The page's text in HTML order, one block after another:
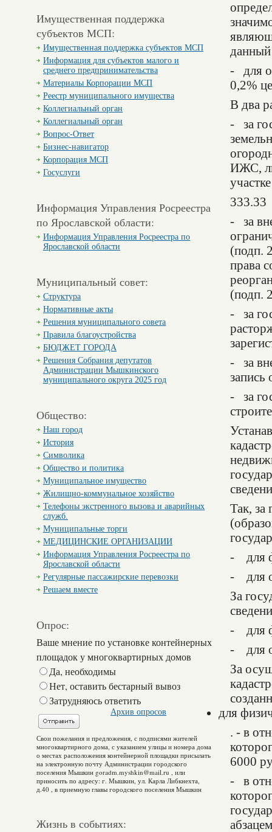
Имущественная поддержка
субъектов МСП:
Имущественная поддержка субъектов МСП
Информация для субъектов малого и
среднего предпринимательства
Материалы Корпорации МСП
Реестр муниципального имущества
Коллегиальный орган
Коллегиальный орган
Вопрос-Ответ
Бизнес-навигатор
Корпорация МСП
Госуслуги
Информация Управления Росреестра
по Ярославской области:
Информация Управления Росреестра по
Ярославской области
Муниципальный совет:
Структура
Нормативные акты
Решения муниципального совета
Правила благоустройства
БЮДЖЕТ ГОРОДА
Решения Собрания депутатов
Администрации Мышкинского
муниципального округа 2025 год
Общество:
Наш город
История
Символика
Общество и политика
Муниципальное имущество
Жилищно-коммунальное хозяйство
Телефоны экстренного вызова и аварийных
служб.
Муниципальные торги
МЕДИЦИНСКИЕ ОРГАНИЗАЦИИ
Информация Управления Росреестра по
Ярославской области
Регулярные пассажирские перевозки
Решаем вместе
Опрос:
Ваше мнение по установке контейнерных
площадок у многоквартирных домов
Да, необходимы
Нет, оставить бестарный вывоз
Затрудняюсь ответить
Свои пожелания и предложения, с подписями жителей
многоквартирного дома, с указанием улицы и номера дома
о местах расположения контейнерной площадки присылать
на электронную почту Администрации городского
поселения Мышкин goradm.myshkin@mail.ru , или
приносить по адресу: г. Мышкин, ул. Карла Либкнехта,
д.40 , в приемную главы городского поселения Мышкин
Архив опросов
Жизнь в событиях:
- для
0,2%
В два
- за
ИЖС,
- за
(подп.
права
(подп.
- за
- за
запись
- за
Так, за
- для
- для
За
- для
- для
За
для
. - в
6000
- в